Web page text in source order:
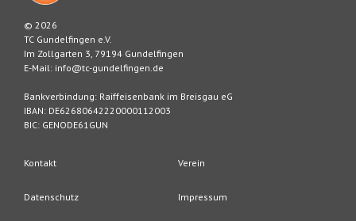
© 2026
TC Gundelfingen e.V.
Im Zollgarten 3, 79194 Gundelfingen
E-Mail: info@tc-gundelfingen.de
Bankverbindung: Raiffeisenbank im Breisgau eG
IBAN: DE62680642220000112003
BIC: GENODE61GUN
Kontakt
Datenschutz
Verein
Impressum